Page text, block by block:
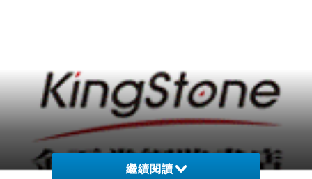
繼續閱讀